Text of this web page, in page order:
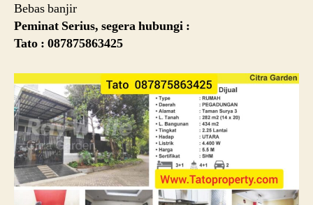
Bebas banjir
Peminat Serius, segera hubungi :
Tato : 087875863425